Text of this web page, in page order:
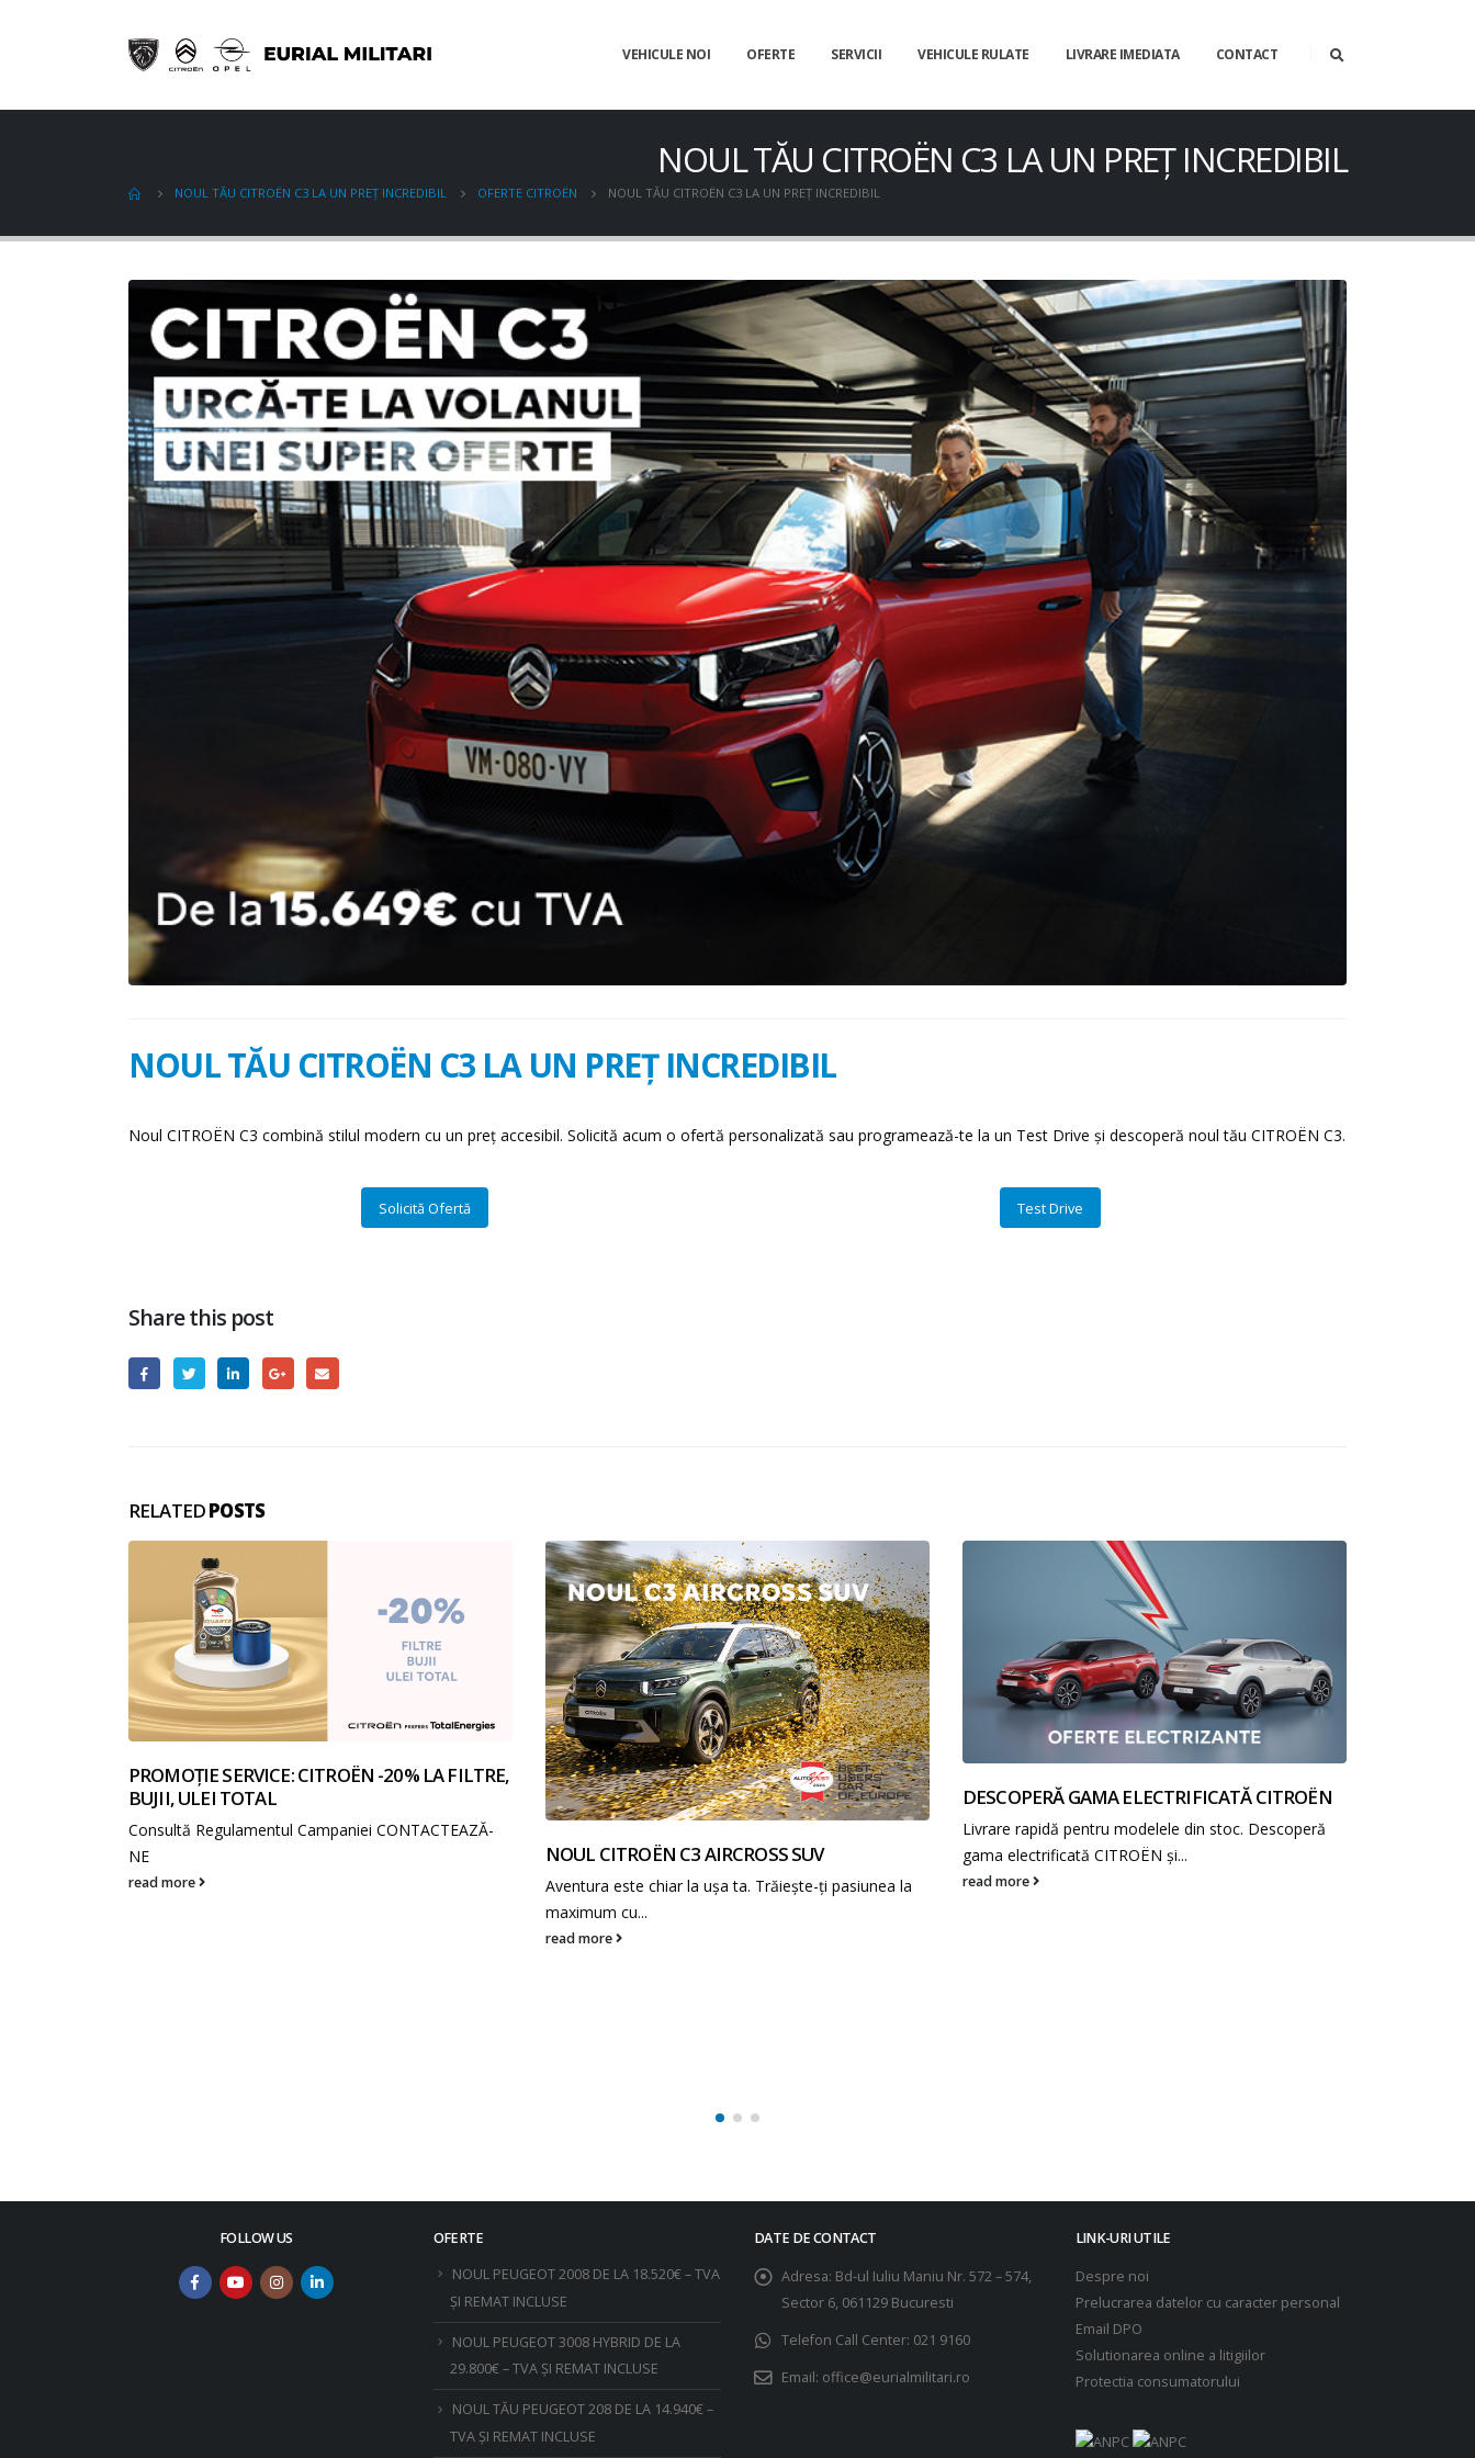
VEHICULE NOI OFERTE SERVICII VEHICULE RULATE LIVRARE IMEDIATA CONTACT
NOUL TĂU CITROËN C3 LA UN PREȚ INCREDIBIL
NOUL TĂU CITROËN C3 LA UN PREȚ INCREDIBIL OFERTE CITROËN NOUL TĂU CITROËN C3 LA UN PREȚ INCREDIBIL
NOUL TĂU CITROËN C3 LA UN PREȚ INCREDIBIL
Noul CITROËN C3 combină stilul modern cu un preț accesibil. Solicită acum o ofertă personalizată sau programează-te la un Test Drive și descoperă noul tău CITROËN C3.
Solicită Ofertă Test Drive
Share this post
RELATEDPOSTS
PROMOȚIE SERVICE: CITROËN -20% LA FILTRE,
BUJII, ULEI TOTAL
Consultă Regulamentul Campaniei CONTACTEAZĂ-
NE
read more
NOUL CITROËN C3 AIRCROSS SUV
Aventura este chiar la ușa ta. Trăiește-ți pasiunea la
maximum cu...
read more
DESCOPERĂ GAMA ELECTRIFICATĂ CITROËN
Livrare rapidă pentru modelele din stoc. Descoperă
gama electrificată CITROËN și...
read more
FOLLOW US
OFERTE
NOUL PEUGEOT 2008 DE LA 18.520€ – TVA
ȘI REMAT INCLUSE
NOUL PEUGEOT 3008 HYBRID DE LA
29.800€ – TVA ȘI REMAT INCLUSE
NOUL TĂU PEUGEOT 208 DE LA 14.940€ –
TVA ȘI REMAT INCLUSE
DATE DE CONTACT
Adresa: Bd-ul Iuliu Maniu Nr. 572 – 574,
Sector 6, 061129 Bucuresti
Telefon Call Center: 021 9160
Email: office@eurialmilitari.ro
LINK-URI UTILE
Despre noi
Prelucrarea datelor cu caracter personal
Email DPO
Solutionarea online a litigiilor
Protectia consumatorului